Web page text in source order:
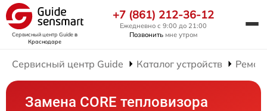
Сервисный центр Guideв
Краснодаре
+7 (861) 212-36-12
Ежедневно с 9:00 до 21:00
Позвонить мне утром
Сервисный центр Guide Каталог устройств
Замена CORE тепловизора